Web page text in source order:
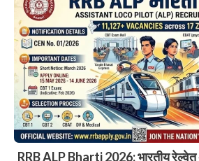
RRB ALP Bharti 2026: भारतीय